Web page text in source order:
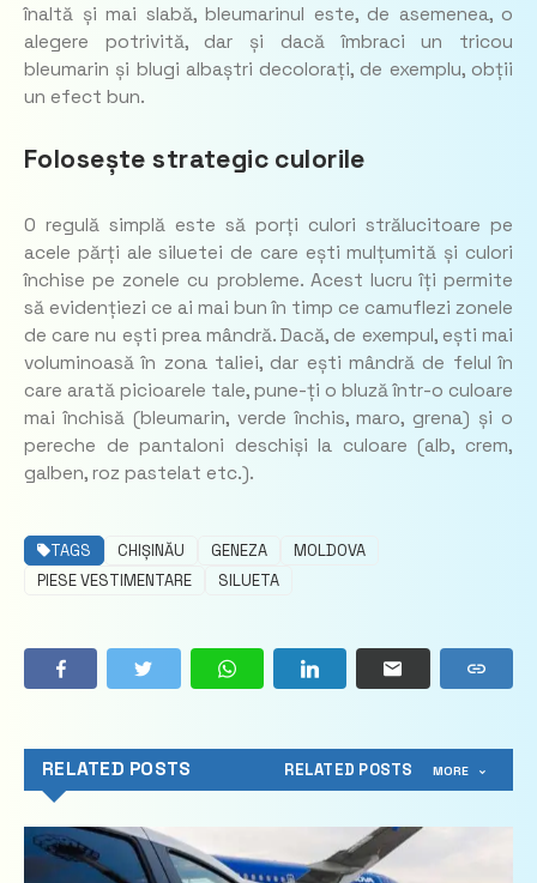
înaltă și mai slabă, bleumarinul este, de asemenea, o
alegere potrivită, dar și dacă îmbraci un tricou
bleumarin și blugi albaștri decolorați, de exemplu, obții
un efect bun.
Folosește strategic culorile
O regulă simplă este să porți culori strălucitoare pe
acele părți ale siluetei de care ești mulțumită și culori
închise pe zonele cu probleme. Acest lucru îți permite
să evidențiezi ce ai mai bun în timp ce camuflezi zonele
de care nu ești prea mândră. Dacă, de exempul, ești mai
voluminoasă în zona taliei, dar ești mândră de felul în
care arată picioarele tale, pune-ți o bluză într-o culoare
mai închisă (bleumarin, verde închis, maro, grena) și o
pereche de pantaloni deschiși la culoare (alb, crem,
galben, roz pastelat etc.).
TAGS CHIȘINĂU GENEZA
MOLDOVA
PIESE VESTIMENTARE
SILUETA
RELATED POSTS RELATED POSTS MORE